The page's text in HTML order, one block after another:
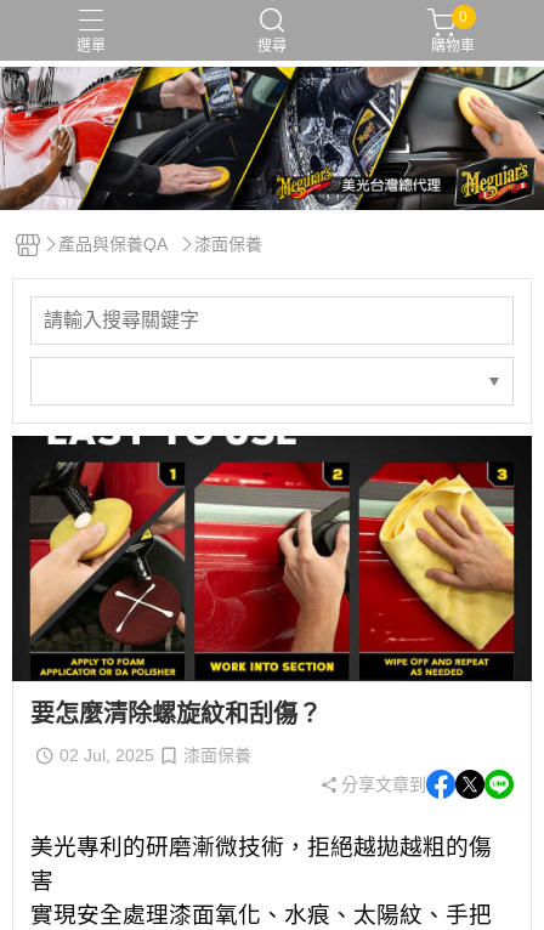
選單 搜尋
保護蠟 撥水 洗車精 洗車蠟 研磨
0
購物車
產品與保養QA 漆面保養
要怎麼清除螺旋紋和刮傷？
02 Jul, 2025
漆面保養
分享文章到
美光專利的研磨漸微技術，拒絕越拋越粗的傷
害
實現安全處理漆面氧化、水痕、太陽紋、手把